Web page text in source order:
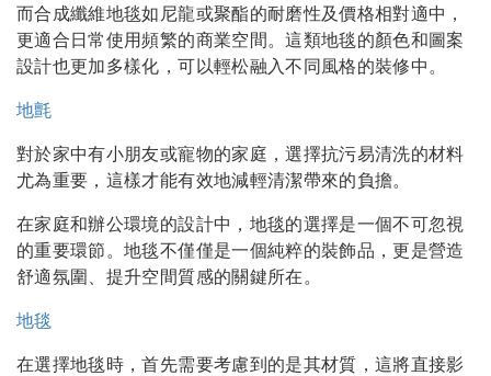
而合成纖維地毯如尼龍或聚酯的耐磨性及價格相對適中，
更適合日常使用頻繁的商業空間。這類地毯的顏色和圖案
設計也更加多樣化，可以輕松融入不同風格的裝修中。
地氈
對於家中有小朋友或寵物的家庭，選擇抗污易清洗的材料
尤為重要，這樣才能有效地減輕清潔帶來的負擔。
在家庭和辦公環境的設計中，地毯的選擇是一個不可忽視
的重要環節。地毯不僅僅是一個純粹的裝飾品，更是營造
舒適氛圍、提升空間質感的關鍵所在。
地毯
在選擇地毯時，首先需要考慮到的是其材質，這將直接影